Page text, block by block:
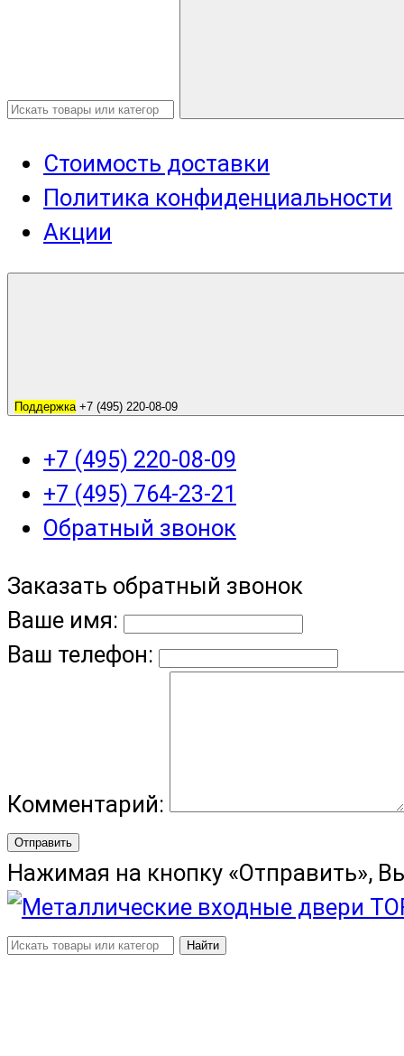
Стоимость доставки
Политика конфиденциальности
Акции
Поддержка +7 (495) 220-08-09
+7 (495) 220-08-09
+7 (495) 764-23-21
Обратный звонок
Заказать обратный звонок
Ваше имя:
Ваш телефон:
Комментарий:
Отправить
Нажимая на кнопку «Отправить»,
Найти